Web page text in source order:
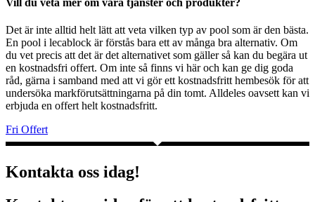
Det är inte alltid helt lätt att veta vilken typ av pool som är den bästa.
En pool i lecablock är förstås bara ett av många bra alternativ. Om
du vet precis att det är det alternativet som gäller så kan du begära ut
en kostnadsfri offert. Om inte så finns vi här och kan ge dig goda
råd, gärna i samband med att vi gör ett kostnadsfritt hembesök för att
undersöka markförutsättningarna på din tomt. Alldeles oavsett kan vi
erbjuda en offert helt kostnadsfritt.
Fri Offert
Kontakta oss idag!